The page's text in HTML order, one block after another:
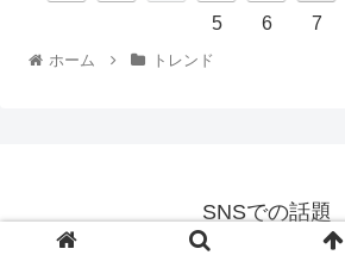
5
6
7
ホーム トレンド
SNSでの話題
© 2021 SNSでの話題.